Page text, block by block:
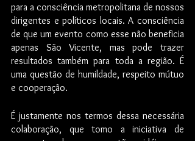
para a consciência metropolitana de nossos
dirigentes e políticos locais. A consciência
de que um evento como esse não beneficia
apenas São Vicente, mas pode trazer
resultados também para toda a região. É
uma questão de humildade, respeito mútuo
e cooperação.
É justamente nos termos dessa necessária
colaboração, que tomo a iniciativa de